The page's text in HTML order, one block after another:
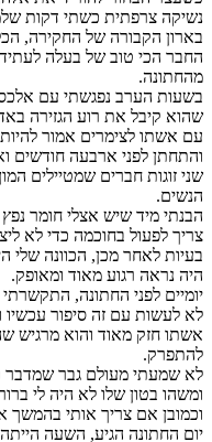
נשיקה צרפתית כשתי דקות
בארון הקבורה של החקירה,
החבר הכי טוב של בעלה
מהחתונה.
בשעות הערב נפגשתי עם
שהוא קיבל את רוע הגזירה
עם אשתו לצימרים אמור
והתחתן לפני ארבעה
שני זוגות חברים שמטיילים
הנשים.
הבנתי מיד שיש אצלי חומר
צריך לפעול בחוכמה כדי לא
בעיות לאחר מכן, הכוונה שלי
היה נראה רגוע מאוד ומאופק.
יומיים לפני החתונה,
לא לעשות עם זה סיפור
אשתו חזק מאוד והוא מרגיש
להתפרק.
לא שמעתי מעולם גבר שמדבר
ומשהו בטון שלו לא היה לי
וכמובן אם צריך אותי בהמשך